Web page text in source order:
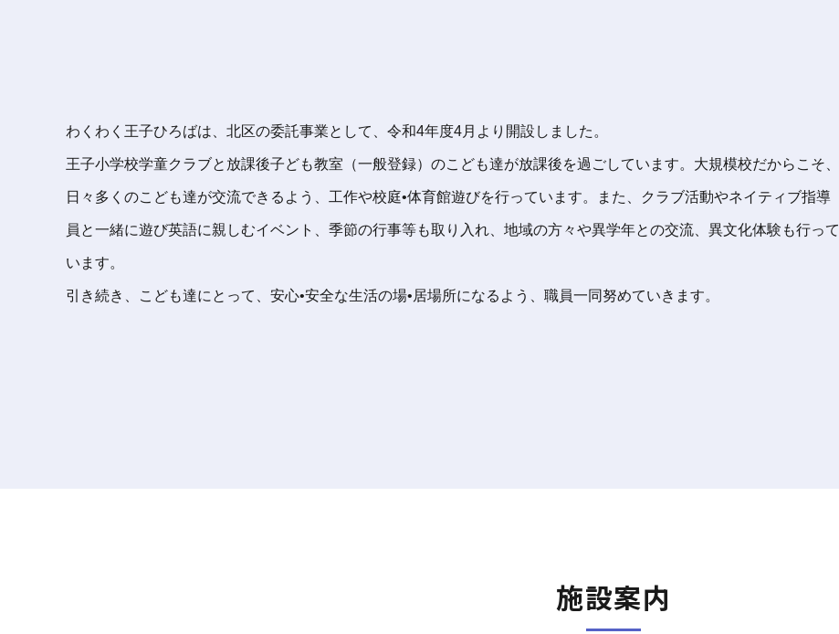
わくわく王子ひろばは、北区の委託事業として、令和4年度4月より開設しました。
王子小学校学童クラブと放課後子ども教室（一般登録）のこども達が放課後を過ごしています。大規模校だからこそ、
日々多くのこども達が交流できるよう、工作や校庭•体育館遊びを行っています。また、クラブ活動やネイティブ指導
員と一緒に遊び英語に親しむイベント、季節の行事等も取り入れ、地域の方々や異学年との交流、異文化体験も行って
います。
引き続き、こども達にとって、安心•安全な生活の場•居場所になるよう、職員一同努めていきます。
施設案内